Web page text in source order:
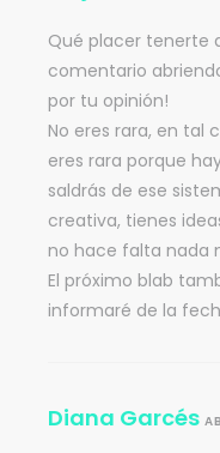
Qué placer tenerte
comentario
por tu opinión!
No eres rara, en tal
eres rara porque
saldrás de ese
creativa, tienes
no hace falta nada
El próximo blab
informaré de la
Diana Garcés